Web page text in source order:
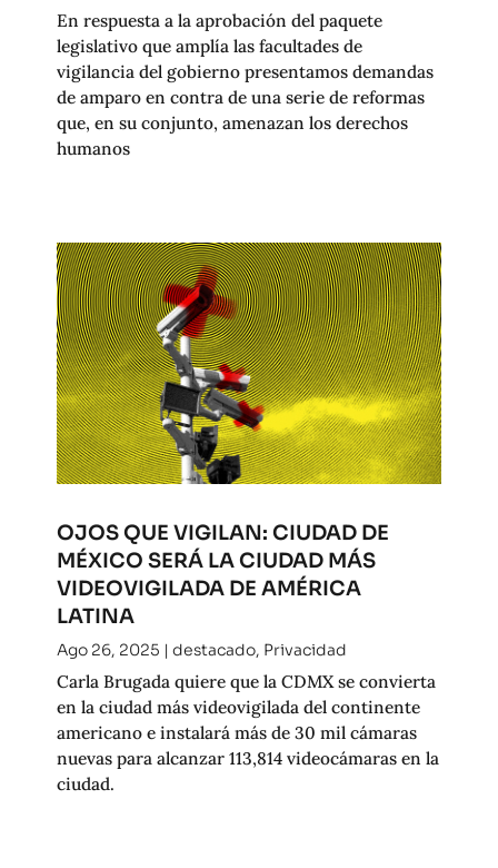
En respuesta a la aprobación del paquete
legislativo que amplía las facultades de
vigilancia del gobierno presentamos demandas
de amparo en contra de una serie de reformas
que, en su conjunto, amenazan los derechos
humanos
OJOS QUE VIGILAN: CIUDAD DE
MÉXICO SERÁ LA CIUDAD MÁS
VIDEOVIGILADA DE AMÉRICA
LATINA
Ago 26, 2025 | destacado, Privacidad
Carla Brugada quiere que la CDMX se convierta
en la ciudad más videovigilada del continente
americano e instalará más de 30 mil cámaras
nuevas para alcanzar 113,814 videocámaras en la
ciudad.